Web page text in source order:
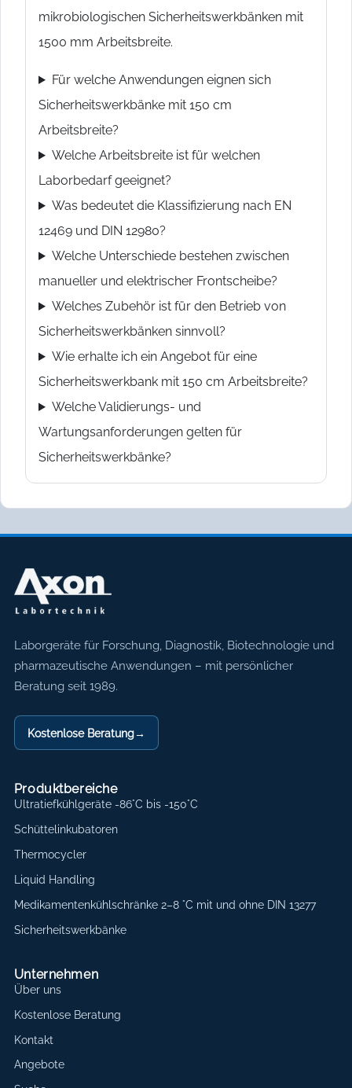
mikrobiologischen Sicherheitswerkbänken mit
1500 mm Arbeitsbreite.
Für welche Anwendungen eignen sich
Sicherheitswerkbänke mit 150 cm
Arbeitsbreite?
Welche Arbeitsbreite ist für welchen
Laborbedarf geeignet?
Was bedeutet die Klassifizierung nach EN
12469 und DIN 12980?
Welche Unterschiede bestehen zwischen
manueller und elektrischer Frontscheibe?
Welches Zubehör ist für den Betrieb von
Sicherheitswerkbänken sinnvoll?
Wie erhalte ich ein Angebot für eine
Sicherheitswerkbank mit 150 cm Arbeitsbreite?
Welche Validierungs- und
Wartungsanforderungen gelten für
Sicherheitswerkbänke?
Axon Labortechnik
Laborgeräte für Forschung, Diagnostik, Biotechnologie und
pharmazeutische Anwendungen – mit persönlicher
Beratung seit 1989.
Kostenlose Beratung→
Produktbereiche
Ultratiefkühlgeräte -86°C bis -150°C
Schüttelinkubatoren
Thermocycler
Liquid Handling
Medikamentenkühlschränke 2–8 °C mit und ohne DIN 13277
Sicherheitswerkbänke
Unternehmen
Über uns
Kostenlose Beratung
Kontakt
Angebote